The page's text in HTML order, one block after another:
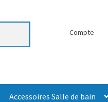
Compte
Accessoires Salle de bain